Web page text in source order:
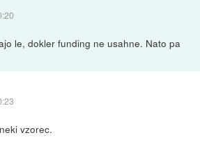
le, dokler funding ne usahne. Nato pa
vzorec.